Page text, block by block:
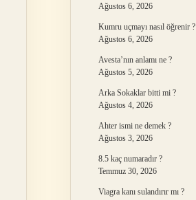
Ağustos 6, 2026
Kumru uçmayı nasıl öğrenir ?
Ağustos 6, 2026
Avesta’nın anlamı ne ?
Ağustos 5, 2026
Arka Sokaklar bitti mi ?
Ağustos 4, 2026
Ahter ismi ne demek ?
Ağustos 3, 2026
8.5 kaç numaradır ?
Temmuz 30, 2026
Viagra kanı sulandırır mı ?